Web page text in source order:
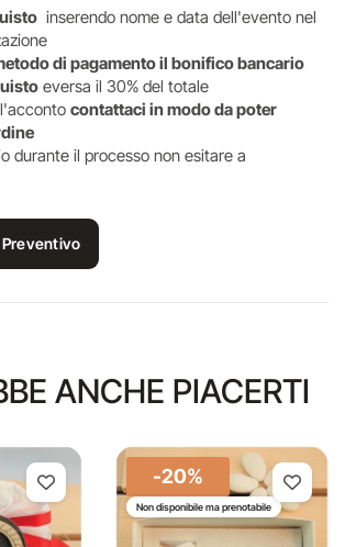
inserendo nome e data dell'evento nel
di pagamento il bonifico bancario
eversa il 30% del totale
contattaci in modo da poter
durante il processo non esitare a
ANCHE PIACERTI
-20%
Non disponibile ma prenotabile